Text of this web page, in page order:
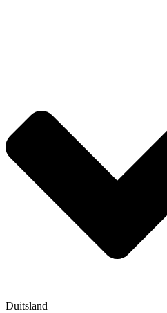
Duitsland